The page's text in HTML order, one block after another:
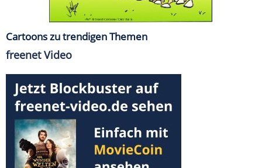
Cartoons zu trendigen Themen
freenet Video